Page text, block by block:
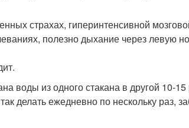
страхах, гиперинтенсивной
полезно дыхание через левую
воды из одного стакана в другой 10-15
делать ежедневно по нескольку раз,